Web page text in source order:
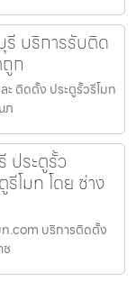
รี บริการรับติด
ก
ะ ติดตั้ง ประตูรั้วรีโมท
ภ
ประตูรั้ว
โมท โดย ช่าง
ท.com บริการติดตั้ง